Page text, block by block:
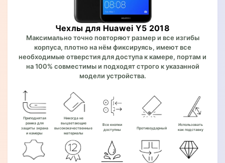
Чехлы для Huawei Y5 2018
Максимально точно повторяют размер и все изгибы
корпуса, плотно на нём фиксируясь, имеют все
необходимые отверстия для доступа к камере, портам и
на 100% совместимы и подходят строго к указанной
модели устройства.
Приподнятая
рамка для
защиты экрана
и камеры
Никогда не
выцветающие
высококачественные
материалы
Все кнопки
доступны
Противоударный
Использовать
как подставку